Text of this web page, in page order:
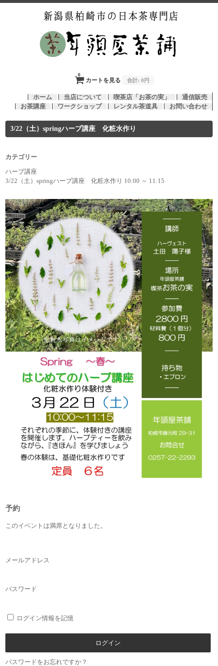
カートを見る
0
合計: 0円
ホーム 当店について 喫茶店「お茶の実」
通信販売
お茶講座
ワークショップ レンタル茶道具 お問い合わせ
3/22（土）springハーブ講座 化粧水作り
カテゴリー
ハーブ講座
3/22（土）springハーブ講座 化粧水作り 10:00 ～ 11:15
予約
このイベントは満席となりました。
メールアドレス
パスワード
ログイン情報を記憶
パスワードをお忘れですか？